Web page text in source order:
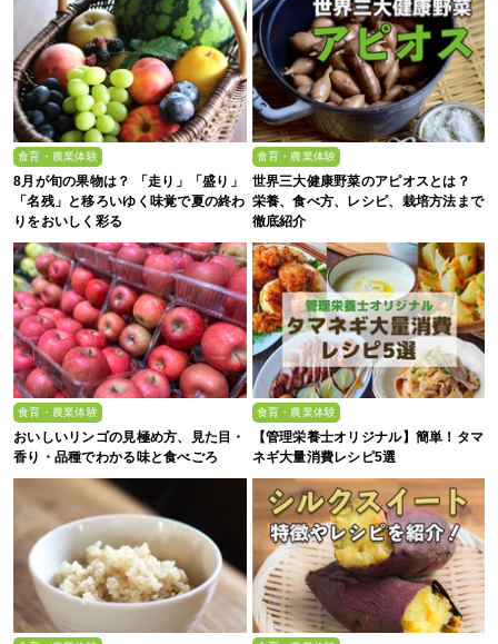
食育・農業体験
8月が旬の果物は？ 「走り」「盛り」
「名残」と移ろいゆく味覚で夏の終わ
りをおいしく彩る
食育・農業体験
世界三大健康野菜のアピオスとは？
栄養、食べ方、レシピ、栽培方法まで
徹底紹介
食育・農業体験
おいしいリンゴの見極め方、見た目・
香り・品種でわかる味と食べごろ
食育・農業体験
【管理栄養士オリジナル】簡単！タマ
ネギ大量消費レシピ5選